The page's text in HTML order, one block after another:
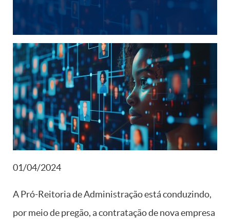
01/04/2024
A Pró-Reitoria de Administração está conduzindo,
por meio de pregão, a contratação de nova empresa